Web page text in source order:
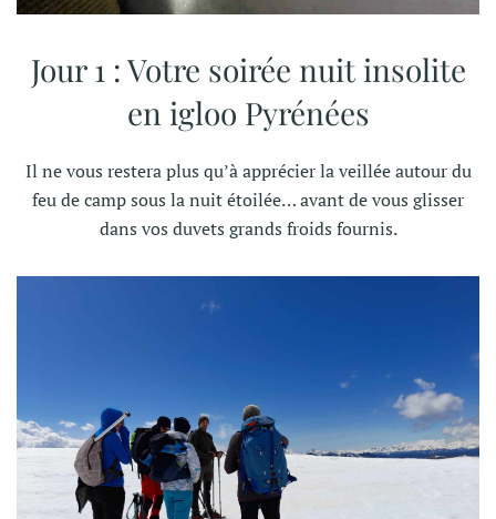
Jour 1 : Votre soirée nuit insolite
en igloo Pyrénées
Il ne vous restera plus qu’à apprécier la veillée autour du
feu de camp sous la nuit étoilée… avant de vous glisser
dans vos duvets grands froids fournis.